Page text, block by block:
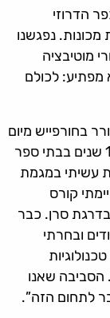
בכפר הדרוזי
נפגשנו
מוטיבציה
מפתיע: לכולם
בחורפייש מיום
לידתי”, פותח ענאן, בכור האחים. “למדתי 12 שנים בבתי ספר
עשיתי במגמת
6.5 שנים, סיימתי קורס
סרן. כבר
ובחרתי
הסביבה שאנו
לתחום הזה”.